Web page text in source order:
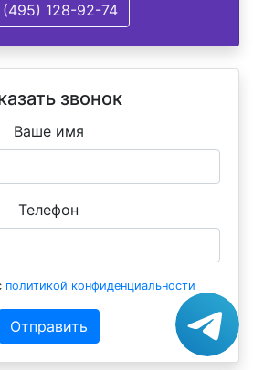
(495) 128-92-74
звонок
Ваше имя
Телефон
политикой конфиденциальности
Отправить